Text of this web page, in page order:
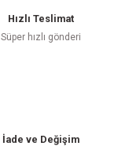
Hızlı Teslimat
Süper hızlı gönderi
İade ve Değişim